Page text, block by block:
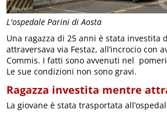
L'ospedale Parini di Aosta
Una ragazza di 25 anni è stata investita
attraversava via Festaz, all’incrocio con
Commis. I fatti sono avvenuti nel
Le sue condizioni non sono gravi.
Ragazza investita mentre
La giovane è stata trasportata